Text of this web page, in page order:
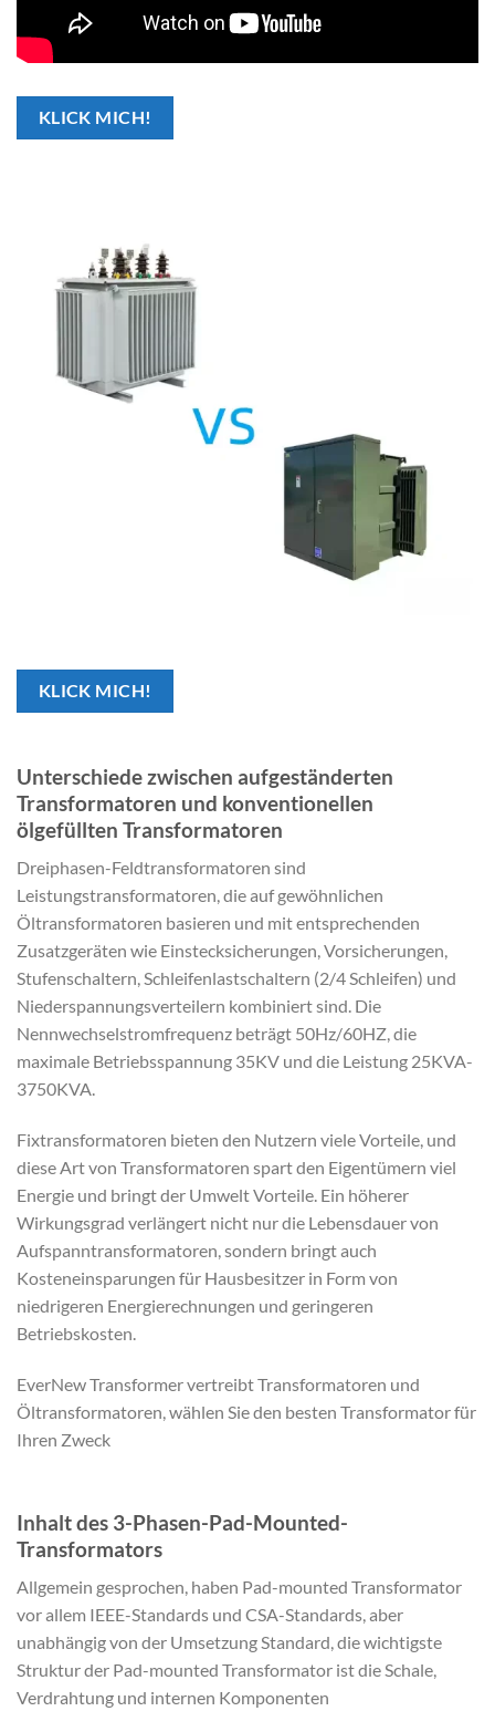
KLICK MICH!
KLICK MICH!
Unterschiede zwischen aufgeständerten
Transformatoren und konventionellen
ölgefüllten Transformatoren
Dreiphasen-Feldtransformatoren sind
Leistungstransformatoren, die auf gewöhnlichen
Öltransformatoren basieren und mit entsprechenden
Zusatzgeräten wie Einstecksicherungen, Vorsicherungen,
Stufenschaltern, Schleifenlastschaltern (2/4 Schleifen) und
Niederspannungsverteilern kombiniert sind. Die
Nennwechselstromfrequenz beträgt 50Hz/60HZ, die
maximale Betriebsspannung 35KV und die Leistung 25KVA-
3750KVA.
Fixtransformatoren bieten den Nutzern viele Vorteile, und
diese Art von Transformatoren spart den Eigentümern viel
Energie und bringt der Umwelt Vorteile. Ein höherer
Wirkungsgrad verlängert nicht nur die Lebensdauer von
Aufspanntransformatoren, sondern bringt auch
Kosteneinsparungen für Hausbesitzer in Form von
niedrigeren Energierechnungen und geringeren
Betriebskosten.
EverNew Transformer vertreibt Transformatoren und
Öltransformatoren, wählen Sie den besten Transformator für
Ihren Zweck
Inhalt des 3-Phasen-Pad-Mounted-
Transformators
Allgemein gesprochen, haben Pad-mounted Transformator
vor allem IEEE-Standards und CSA-Standards, aber
unabhängig von der Umsetzung Standard, die wichtigste
Struktur der Pad-mounted Transformator ist die Schale,
Verdrahtung und internen Komponenten